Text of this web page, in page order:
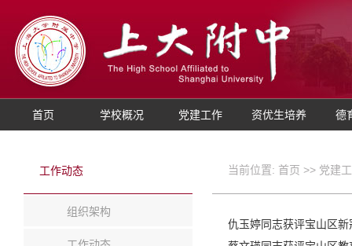
首页 学校概况 党建工作 资优生培养 德
工作动态
组织架构
当前位置: 首页 >> 党建
仇玉婷同志获评宝山区